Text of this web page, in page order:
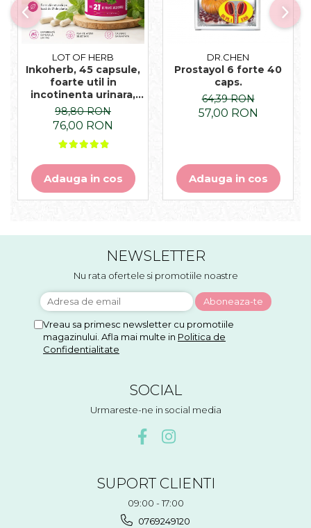
LOT OF HERB
Inkoherb, 45 capsule,
foarte util in
incotinenta urinara,
tract urinar si vezica
urinara, bazat pe 21 de
plante
98,80 RON
76,00 RON
Adauga in cos
DR.CHEN
Prostayol 6 forte 40
caps.
64,39 RON
57,00 RON
Adauga in cos
NEWSLETTER
Nu rata ofertele si promotiile noastre
Vreau sa primesc newsletter cu promotiile
magazinului. Afla mai multe in Politica de
Confidentialitate
SOCIAL
Urmareste-ne in social media
SUPORT CLIENTI
09:00 - 17:00
0769249120